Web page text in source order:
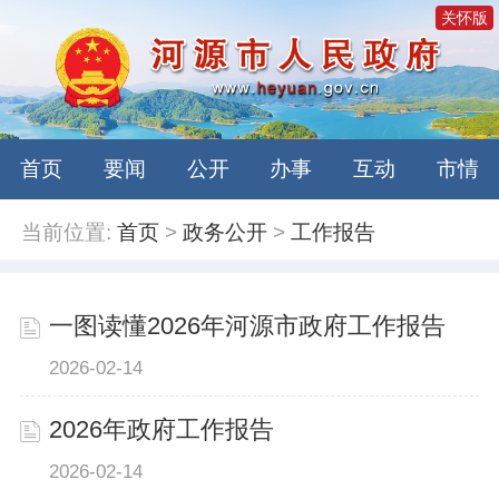
关怀版
首页 要闻 公开 办事 互动 市情
当前位置: 首页 >政务公开 > 工作报告
一图读懂2026年河源市政府工作报告
2026-02-14
2026年政府工作报告
2026-02-14